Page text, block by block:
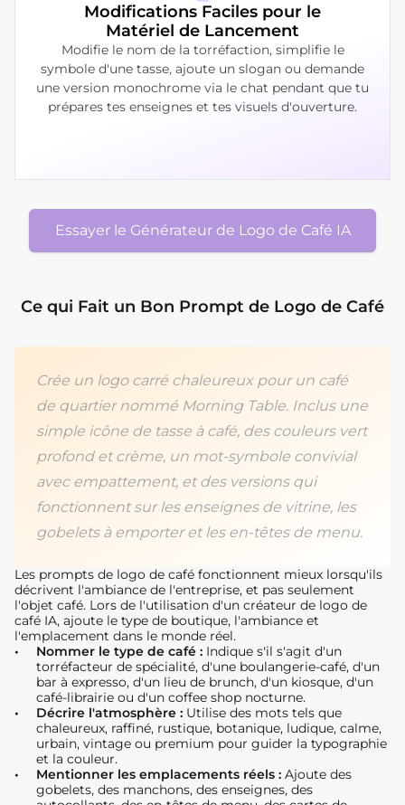
Modifications Faciles pour le
Matériel de Lancement
Modifie le nom de la torréfaction, simplifie le
symbole d'une tasse, ajoute un slogan ou demande
une version monochrome via le chat pendant que tu
prépares tes enseignes et tes visuels d'ouverture.
Essayer le Générateur de Logo de Café IA
Ce qui Fait un Bon Prompt de Logo de Café
Crée un logo carré chaleureux pour un café
de quartier nommé Morning Table. Inclus une
simple icône de tasse à café, des couleurs vert
profond et crème, un mot-symbole convivial
avec empattement, et des versions qui
fonctionnent sur les enseignes de vitrine, les
gobelets à emporter et les en-têtes de menu.
Les prompts de logo de café fonctionnent mieux lorsqu'ils
décrivent l'ambiance de l'entreprise, et pas seulement
l'objet café. Lors de l'utilisation d'un créateur de logo de
café IA, ajoute le type de boutique, l'ambiance et
l'emplacement dans le monde réel.
Nommer le type de café : Indique s'il s'agit d'un
torréfacteur de spécialité, d'une boulangerie-café, d'un
bar à expresso, d'un lieu de brunch, d'un kiosque, d'un
café-librairie ou d'un coffee shop nocturne.
Décrire l'atmosphère : Utilise des mots tels que
chaleureux, raffiné, rustique, botanique, ludique, calme,
urbain, vintage ou premium pour guider la typographie
et la couleur.
Mentionner les emplacements réels : Ajoute des
gobelets, des manchons, des enseignes, des